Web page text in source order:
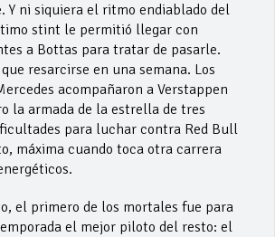
Y ni siquiera el ritmo endiablado del
stint le permitió llegar con
a Bottas para tratar de pasarle.
resarcirse en una semana. Los
acompañaron a Verstappen
la armada de la estrella de tres
para luchar contra Red Bull
máxima cuando toca otra carrera
el primero de los mortales fue para
el mejor piloto del resto: el